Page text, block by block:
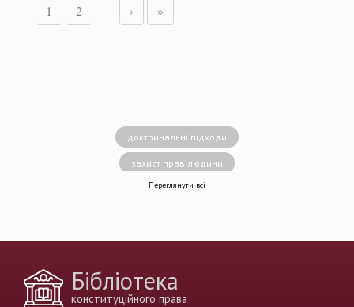
1 2 › »
доктринальні підходи
захист прав людини
децентралізація влади
генофонд держава
конситуційне право
Переглянути всі
Бібліотека
конституційного права